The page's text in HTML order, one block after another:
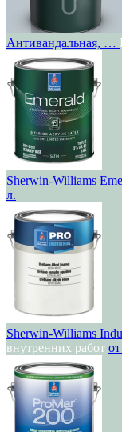
Антивандальная, …
Sherwin-Williams
л.
Sherwin-Williams
внутренних работ